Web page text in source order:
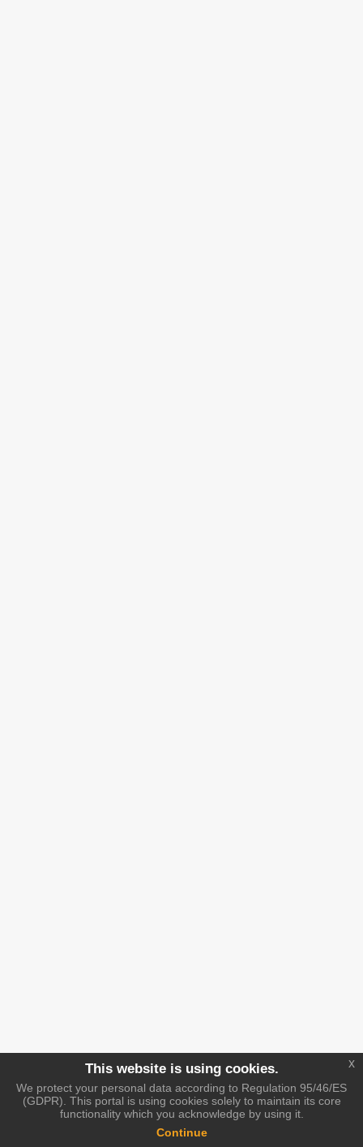
This website is using cookies.
We protect your personal data according to Regulation 95/46/ES
(GDPR). This portal is using cookies solely to maintain its core
functionality which you acknowledge by using it.
Continue
x